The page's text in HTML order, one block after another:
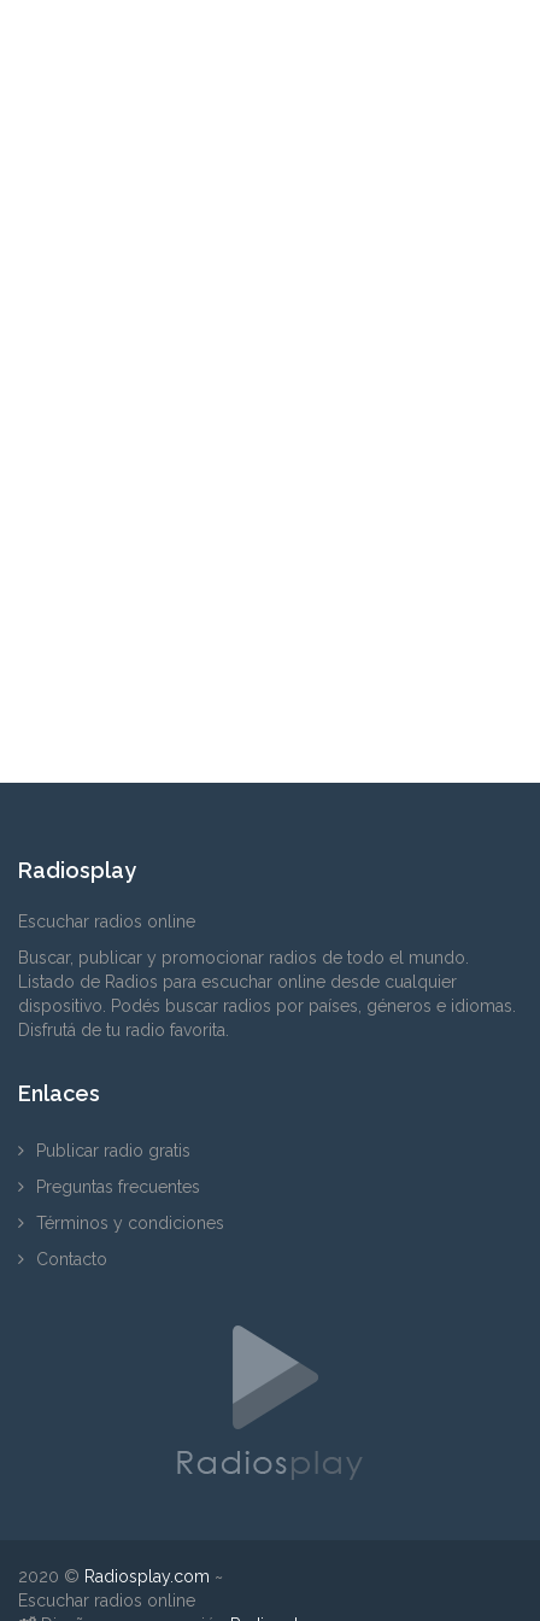
Radiosplay
Escuchar radios online
Buscar, publicar y promocionar radios de todo el mundo.
Listado de Radios para escuchar online desde cualquier
dispositivo. Podés buscar radios por países, géneros e idiomas.
Disfrutá de tu radio favorita.
Enlaces
Publicar radio gratis
Preguntas frecuentes
Términos y condiciones
Contacto
2020 © Radiosplay.com ~
Escuchar radios online